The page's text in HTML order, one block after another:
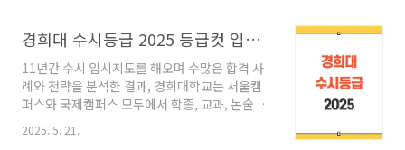
공1.391.49교과전형초등교육과1.261.28교과전
형화공신소재공학과1..
중앙대의 학생부교과, 종합 탐구형과 융합형 등
주요 전형별 등급과 입결을 정리하고, 지원 전략
에 실질적인 도움을 드리겠습니다.목차중앙대 수
시등급 2025학과전형50% 컷70% 컷특이사항
의학부융합형인재1.101.24수시 전체 전형 중 최
상위 등급약학부지역균형1.181.27교과 중심 전
경희대 수시등급 2025 등급컷 입결 논술 네오르네상스 (ft. 11년 경험)
11년간 수시 입시지도를 해오며 수많은 합격 사
례와 전략을 분석한 결과, 경희대학교는 서울캠
퍼스와 국제캠퍼스 모두에서 학종, 교과, 논술 등
반영 요소에 따라 지원 전략이 크게 달라질 수 있
2025. 5. 21.